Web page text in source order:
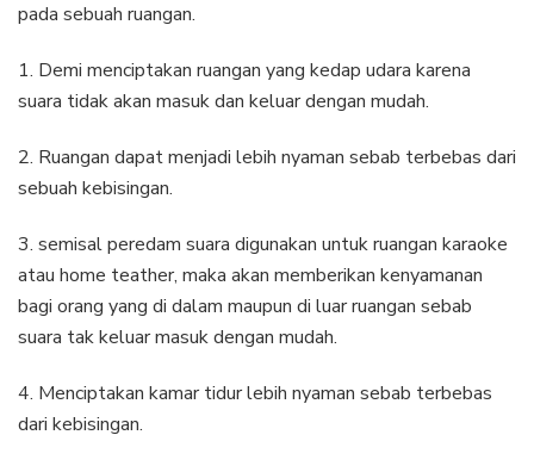
pada sebuah ruangan.
1. Demi menciptakan ruangan yang kedap udara karena
suara tidak akan masuk dan keluar dengan mudah.
2. Ruangan dapat menjadi lebih nyaman sebab terbebas dari
sebuah kebisingan.
3. semisal peredam suara digunakan untuk ruangan karaoke
atau home teather, maka akan memberikan kenyamanan
bagi orang yang di dalam maupun di luar ruangan sebab
suara tak keluar masuk dengan mudah.
4. Menciptakan kamar tidur lebih nyaman sebab terbebas
dari kebisingan.